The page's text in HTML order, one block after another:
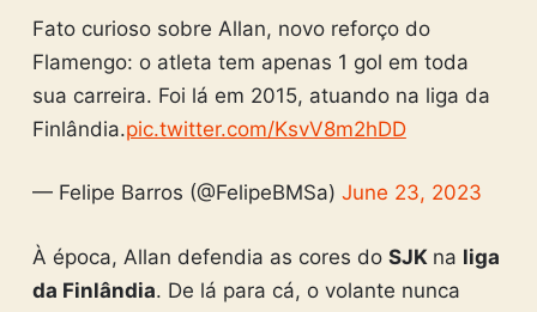
Fato curioso sobre Allan, novo reforço do
Flamengo: o atleta tem apenas 1 gol em toda
sua carreira. Foi lá em 2015, atuando na liga da
Finlândia.pic.twitter.com/KsvV8m2hDD
— Felipe Barros (@FelipeBMSa) June 23, 2023
À época, Allan defendia as cores do SJK na liga
da Finlândia. De lá para cá, o volante nunca